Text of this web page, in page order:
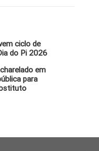
ciclo de
do Pi 2026
em
para